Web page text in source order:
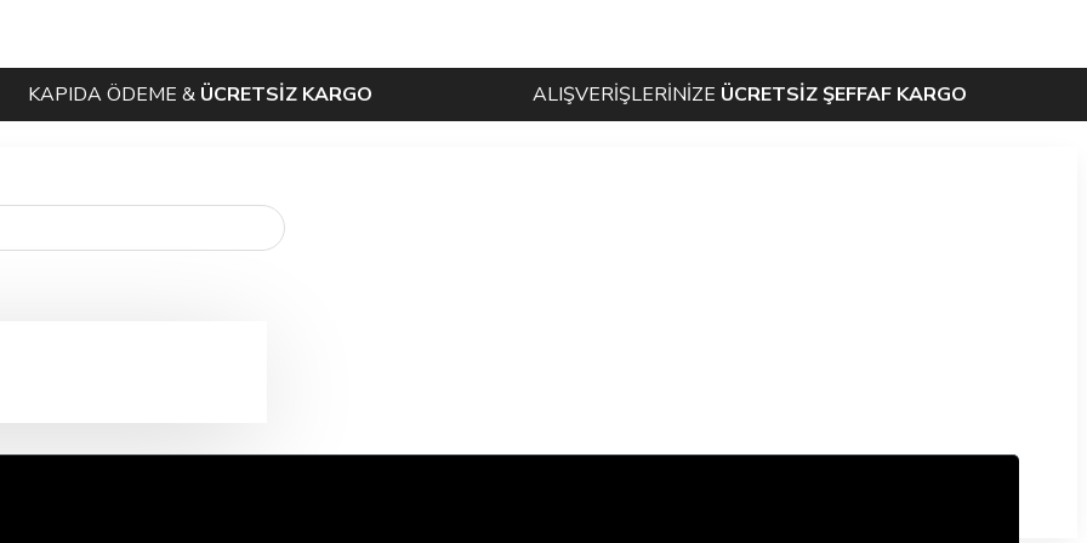
ÖDEME &ÜCRETSİZ KARGO ALIŞVERİŞLERİNİZEÜCRETSİZ ŞEFFAF KARGO